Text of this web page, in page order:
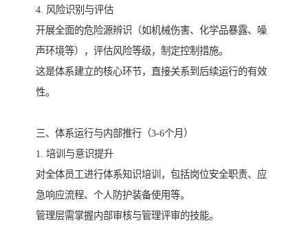
4. 风险识别与评估
开展全面的危险源辨识（如机械伤害、化学品暴露、噪
声环境等），评估风险等级，制定控制措施。
这是体系建立的核心环节，直接关系到后续运行的有效
性。
三、体系运行与内部推行（3-6个月）
1. 培训与意识提升
对全体员工进行体系知识培训，包括岗位安全职责、应
急响应流程、个人防护装备使用等。
管理层需掌握内部审核与管理评审的技能。